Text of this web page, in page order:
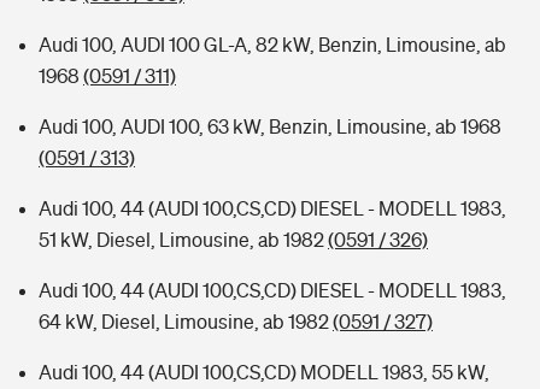
Audi 100, AUDI 100 GL-A, 82 kW, Benzin, Limousine, ab
1968 (0591 / 311)
Audi 100, AUDI 100, 63 kW, Benzin, Limousine, ab 1968
(0591 / 313)
Audi 100, 44 (AUDI 100,CS,CD) DIESEL - MODELL 1983,
51 kW, Diesel, Limousine, ab 1982(0591 / 326)
Audi 100, 44 (AUDI 100,CS,CD) DIESEL - MODELL 1983,
64 kW, Diesel, Limousine, ab 1982(0591 / 327)
Audi 100, 44 (AUDI 100,CS,CD) MODELL 1983, 55 kW,